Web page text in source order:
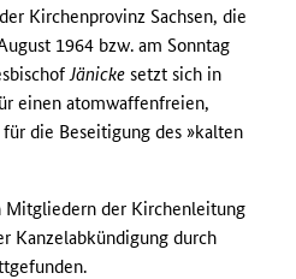
Kirchenprovinz Sachsen, die
1964 bzw. am Sonntag
Jänicke setzt sich in
einen atomwaffenfreien,
die Beseitigung des »kalten
Mitgliedern der Kirchenleitung
Kanzelabkündigung durch